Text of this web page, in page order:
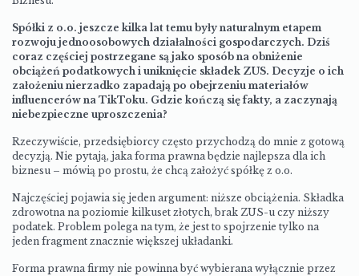
Spółki z o.o. jeszcze kilka lat temu były naturalnym etapem
rozwoju jednoosobowych działalności gospodarczych. Dziś
coraz częściej postrzegane są jako sposób na obniżenie
obciążeń podatkowych i uniknięcie składek ZUS. Decyzje o ich
założeniu nierzadko zapadają po obejrzeniu materiałów
influencerów na TikToku. Gdzie kończą się fakty, a zaczynają
niebezpieczne uproszczenia?
Rzeczywiście, przedsiębiorcy często przychodzą do mnie z gotową
decyzją. Nie pytają, jaka forma prawna będzie najlepsza dla ich
biznesu – mówią po prostu, że chcą założyć spółkę z o.o.
Najczęściej pojawia się jeden argument: niższe obciążenia. Składka
zdrowotna na poziomie kilkuset złotych, brak ZUS-u czy niższy
podatek. Problem polega na tym, że jest to spojrzenie tylko na
jeden fragment znacznie większej układanki.
Forma prawna firmy nie powinna być wybierana wyłącznie przez